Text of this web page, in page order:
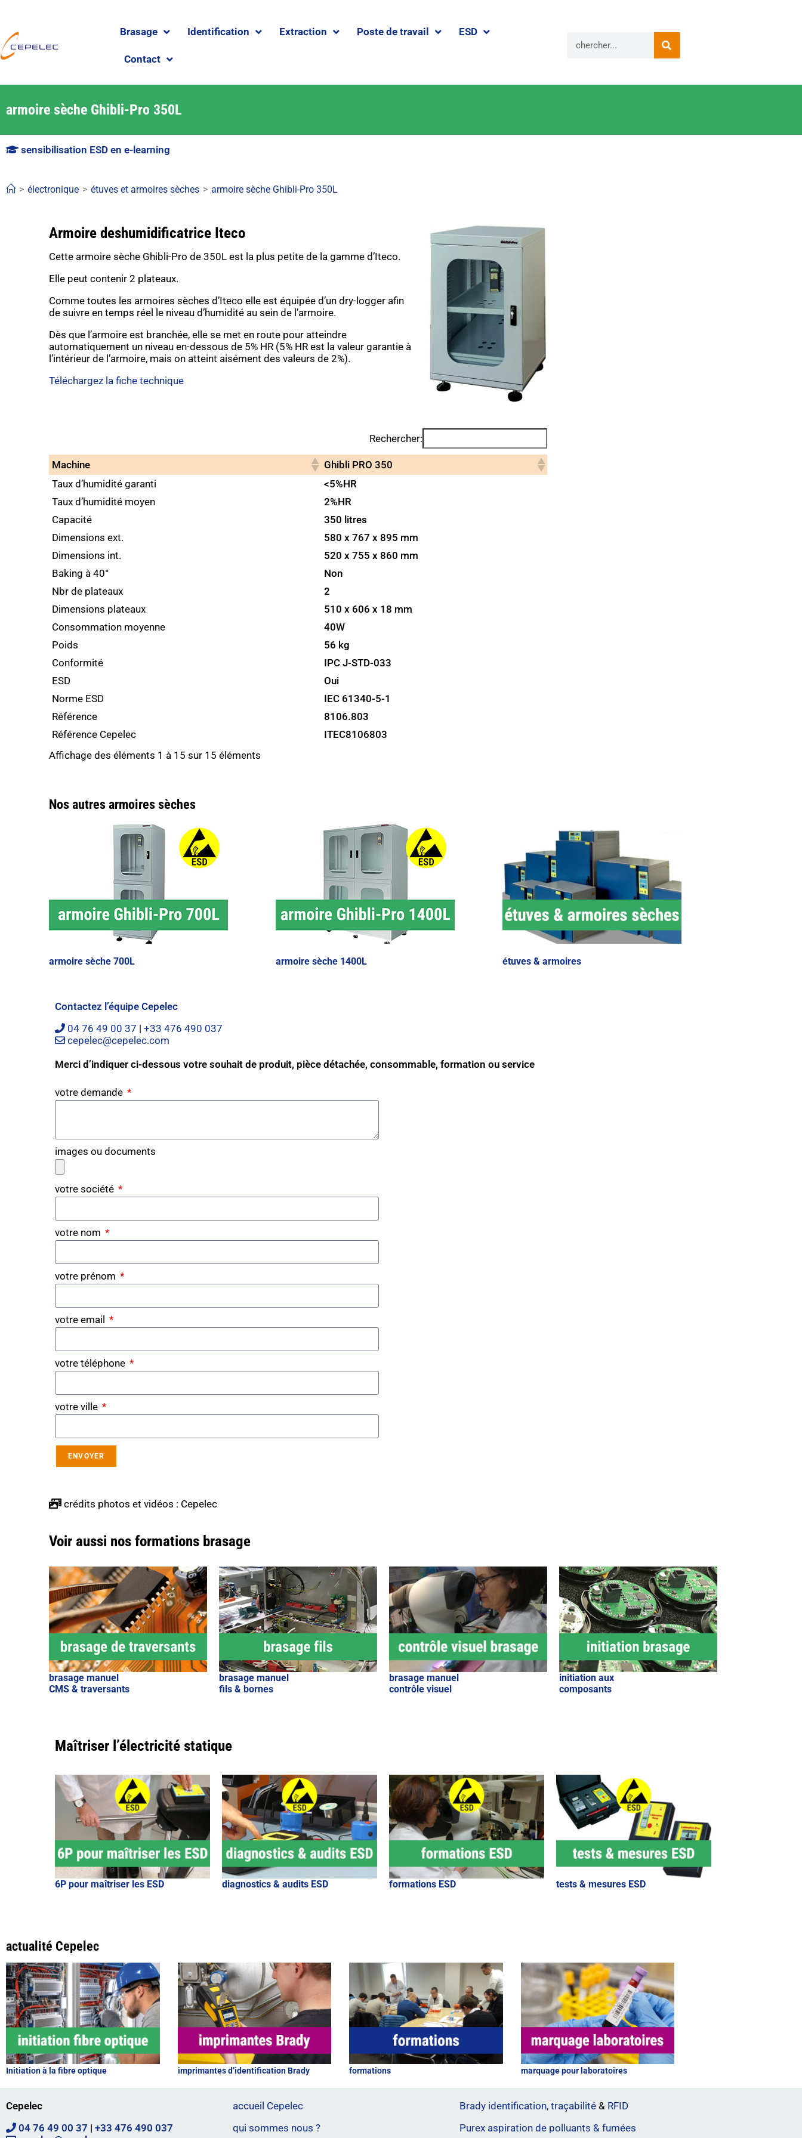
Brasage Identification Extraction Poste de travail ESD
Contact
armoire sèche Ghibli-Pro 350L
sensibilisation ESD en e-learning
> électronique > étuves et armoires sèches > armoire sèche Ghibli-Pro 350L
Armoire deshumidificatrice Iteco
Cette armoire sèche Ghibli-Pro de 350L est la plus petite de la gamme d’Iteco.
Elle peut contenir 2 plateaux.
Comme toutes les armoires sèches d’Iteco elle est équipée d’un dry-logger afin
de suivre en temps réel le niveau d’humidité au sein de l’armoire.
Dès que l’armoire est branchée, elle se met en route pour atteindre
automatiquement un niveau en-dessous de 5% HR (5% HR est la valeur garantie à
l’intérieur de l’armoire, mais on atteint aisément des valeurs de 2%).
Téléchargez la fiche technique
Rechercher:
Machine
Ghibli PRO 350
Taux d’humidité garanti
<5%HR
Taux d’humidité moyen
2%HR
Capacité
350 litres
Dimensions ext.
580 x 767 x 895 mm
Dimensions int.
520 x 755 x 860 mm
Baking à 40°
Non
Nbr de plateaux
2
Dimensions plateaux
510 x 606 x 18 mm
Consommation moyenne
40W
Poids
56 kg
Conformité
IPC J-STD-033
ESD
Oui
Norme ESD
IEC 61340-5-1
Référence
8106.803
Référence Cepelec
ITEC8106803
Affichage des éléments 1 à 15 sur 15 éléments
Nos autres armoires sèches
armoire sèche 700L armoire sèche 1400L étuves & armoires
Contactez l’équipe Cepelec
04 76 49 00 37 | +33 476 490 037
cepelec@cepelec.com
Merci d’indiquer ci-dessous votre souhait de produit, pièce détachée, consommable, formation ou service
votre demande
images ou documents
votre société
votre nom
votre prénom
votre email
votre téléphone
votre ville
ENVOYER
crédits photos et vidéos : Cepelec
Voir aussi nos formations brasage
brasage manuel
CMS & traversants
brasage manuel
fils & bornes
brasage manuel
contrôle visuel
initiation aux
composants
Maîtriser l’électricité statique
6P pour maîtriser les ESD diagnostics & audits ESD formations ESD tests & mesures ESD
actualité Cepelec
Initiation à la fibre optique imprimantes d’identification Brady formations marquage pour laboratoires
Cepelec
04 76 49 00 37 | +33 476 490 037
accueil Cepelec
qui sommes nous ?
Brady identification, traçabilité& RFID
Purex aspiration de polluants & fumées